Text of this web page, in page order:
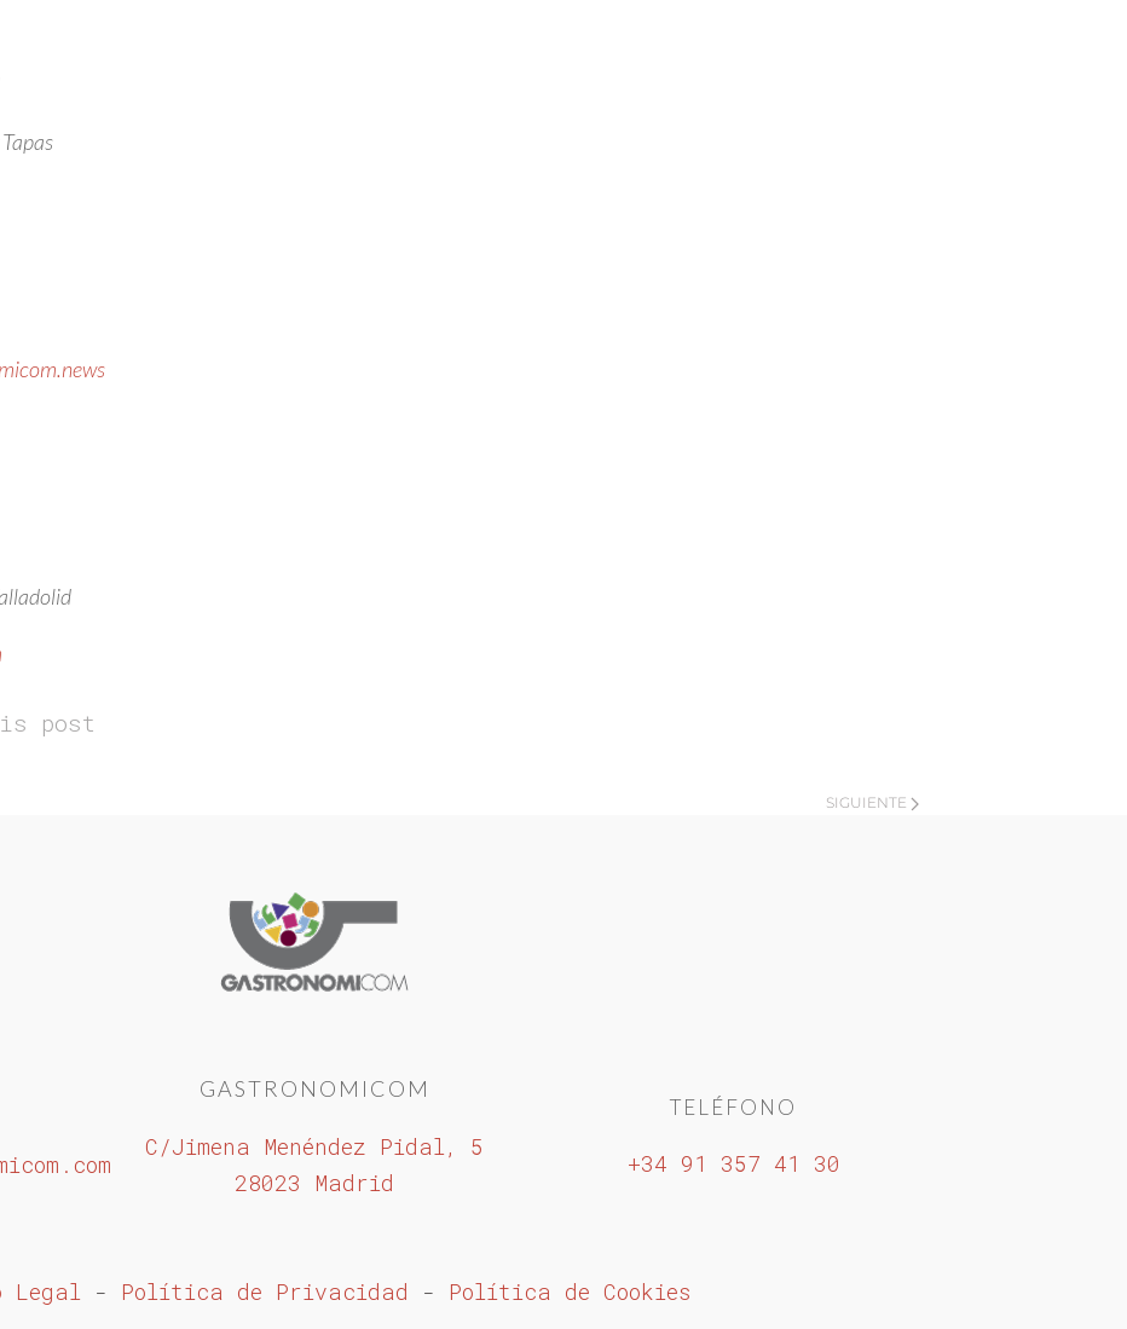
post
SIGUIENTE
GASTRONOMICOM
C/Jimena Menéndez Pidal, 5
28023 Madrid
TELÉFONO
+34 91 357 41 30
Legal- Política de Privacidad - Política de Cookies